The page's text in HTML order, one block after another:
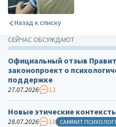
Назад к списку
СЕЙЧАС ОБСУЖДАЮТ
Официальный отзыв
законопроект о
поддержке
27.07.2026 12
Новые этические
28.07.2026 18 САММИТ